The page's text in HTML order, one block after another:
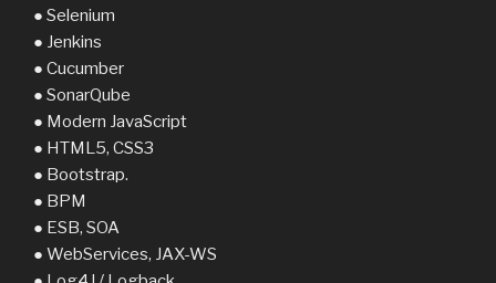
● Selenium
● Jenkins
● Cucumber
● SonarQube
● Modern JavaScript
● HTML5, CSS3
● Bootstrap.
● BPM
● ESB, SOA
● WebServices, JAX-WS